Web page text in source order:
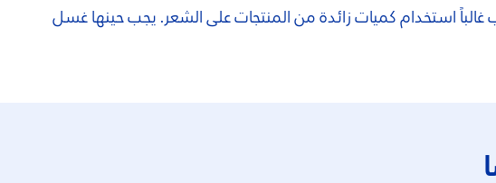
استخدام كميات زائدة من المنتجات على الشعر. يجب حينها غسل